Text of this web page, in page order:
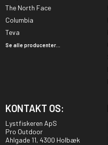
The North Face
Columbia
Teva
Se alle producenter...
KONTAKT OS:
Lystfiskeren ApS
Pro Outdoor
Ahlgade 11, 4300 Holbæk